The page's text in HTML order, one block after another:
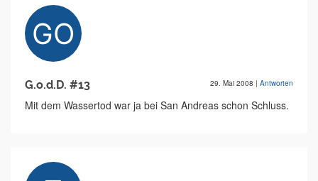
G.o.d.D. #13 29. Mai 2008 | Antworten
Mit dem Wassertod war ja bei San Andreas schon Schluss.